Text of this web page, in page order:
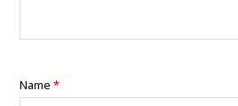
Name*